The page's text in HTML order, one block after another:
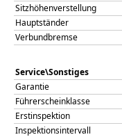
Sitzhöhenverstellung
Hauptständer
Verbundbremse
Service\Sonstiges
Garantie
Führerscheinklasse
Erstinspektion
Inspektionsintervall